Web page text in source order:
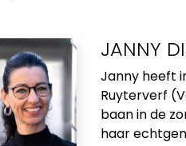
JANNY
Janny heeft
Ruyterverf
baan in de
haar